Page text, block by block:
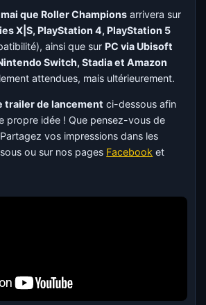
que Roller Champions arrivera sur
X|S, PlayStation 4, PlayStation 5
ainsi que sur PC via Ubisoft
Switch, Stadia et Amazon
attendues, mais ultérieurement.
trailer de lancement ci-dessous afin
propre idée ! Que pensez-vous de
vos impressions dans les
ou sur nos pages Facebook et